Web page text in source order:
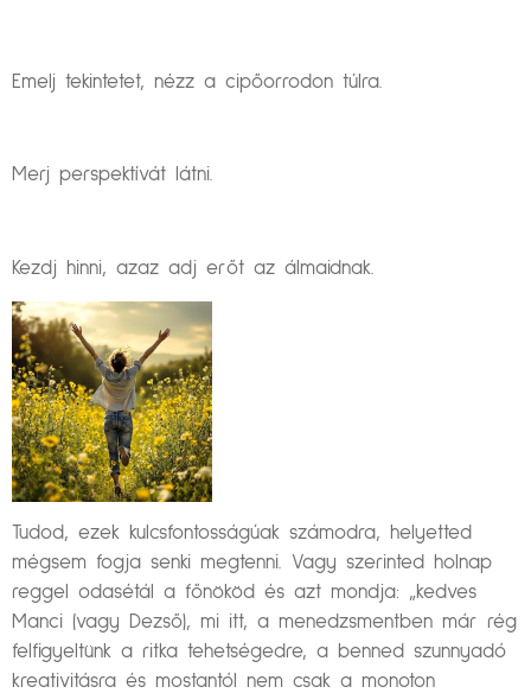
Emelj tekintetet, nézz a cipőorrodon túlra.
Merj perspektívát látni.
Kezdj hinni, azaz adj erőt az álmaidnak.
Tudod, ezek kulcsfontosságúak számodra, helyetted
mégsem fogja senki megtenni. Vagy szerinted holnap
reggel odasétál a főnököd és azt mondja: „kedves
Manci (vagy Dezső), mi itt, a menedzsmentben már rég
felfigyeltünk a ritka tehetségedre, a benned szunnyadó
kreativitásra és mostantól nem csak a monoton